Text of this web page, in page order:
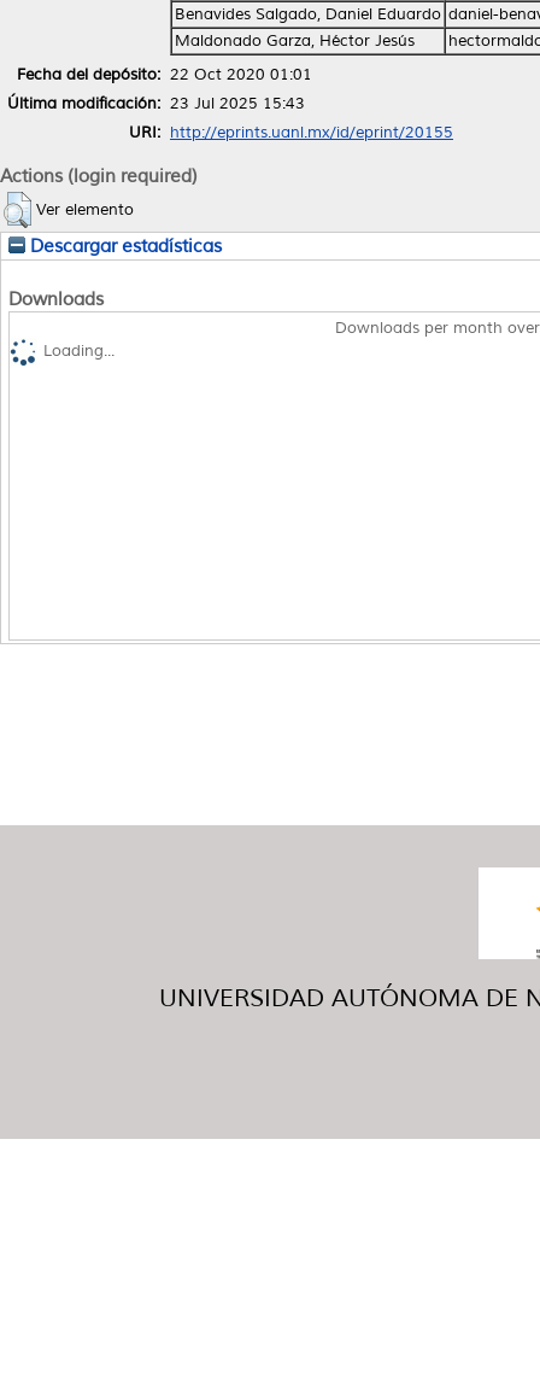
Benavides Salgado, Daniel Eduardo daniel-
Maldonado Garza, Héctor Jesús
Fecha del depósito: 22 Oct 2020 01:01
Última modificación: 23 Jul 2025 15:43
URI: http://eprints.uanl.mx/id/eprint/20155
Actions (login required)
Ver elemento
Descargar estadísticas
Downloads
Downloads per month
Loading...
UNIVERSIDAD AUTÓNOMA DE